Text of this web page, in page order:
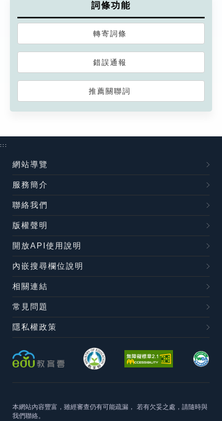
詞條功能
轉寄詞條
錯誤通報
推薦關聯詞
:::
網站導覽
服務簡介
聯絡我們
版權聲明
開放API使用說明
內嵌搜尋欄位說明
相關連結
常見問題
隱私權政策
本網站內容豐富，雖經審查仍有可能疏漏， 若有欠妥之處，請隨時與
我們聯絡。